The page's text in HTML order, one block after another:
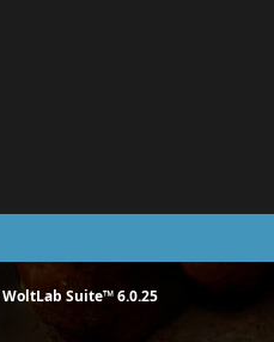
WoltLab Suite™ 6.0.25